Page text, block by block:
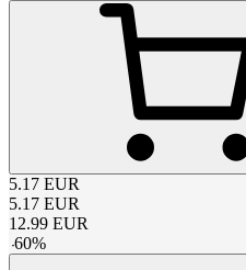
5.17 EUR
5.17 EUR
12.99 EUR
-60%